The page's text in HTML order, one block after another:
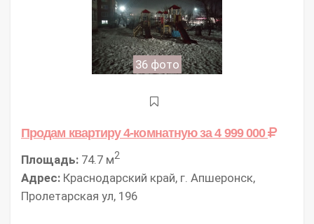
36 фото
Продам квартиру 4-комнатнуюза 4 999 000
Площадь: 74.7 м2
Адрес: Краснодарский край, г. Апшеронск,
Пролетарская ул, 196